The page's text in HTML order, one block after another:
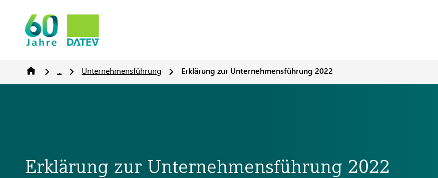
... Unternehmensführung Erklärung zur Unternehmensführung 2022
Erklärung zur Unternehmensführung 2022